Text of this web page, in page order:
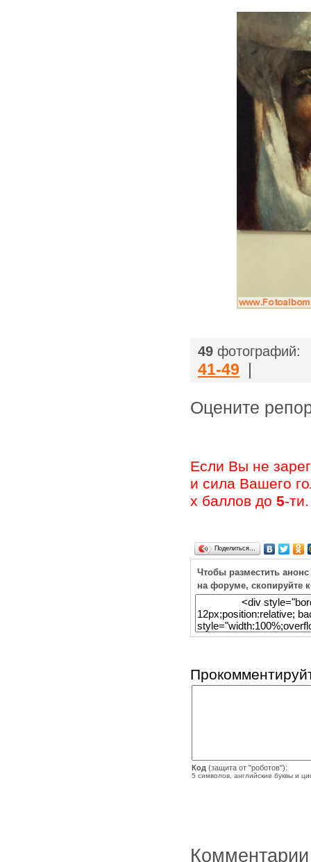
49 фотографий:
41-49 |
Оцените
Если Вы не
и сила Вашего
х баллов до 5-ти.
Поделиться…
Чтобы разместить
на форуме, скопируйте
Код (защита от "роботов"):
5 символов, английские буквы и
Комментарии